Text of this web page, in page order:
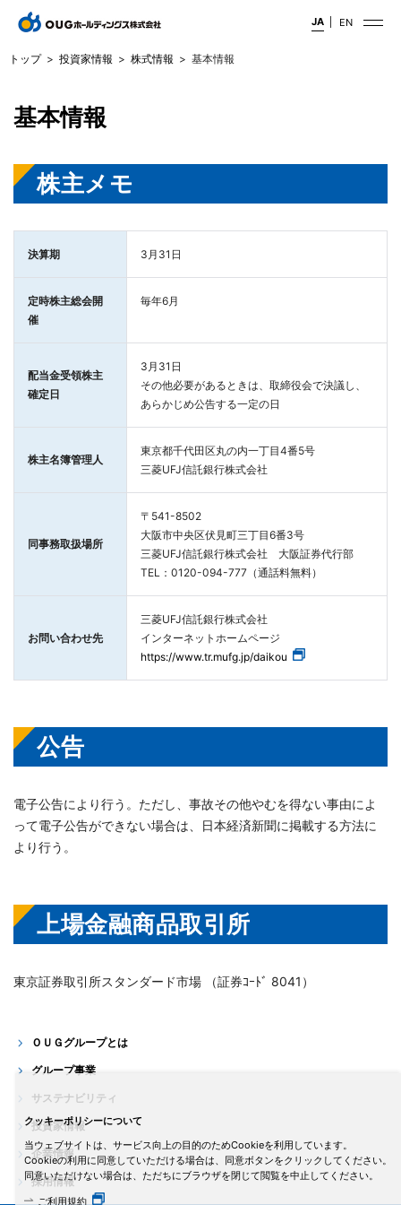
トップ 投資家情報 株式情報 基本情報
基本情報
株主メモ
決算期 3月31日
定時株主総会開
催
毎年6月
配当金受領株主
確定日
3月31日
その他必要があるときは、取締役会で決議し、
あらかじめ公告する一定の日
株主名簿管理人
東京都千代田区丸の内一丁目4番5号
三菱UFJ信託銀行株式会社
同事務取扱場所
〒541-8502
大阪市中央区伏見町三丁目6番3号
三菱UFJ信託銀行株式会社 大阪証券代行部
TEL：0120-094-777（通話料無料）
お問い合わせ先
三菱UFJ信託銀行株式会社
インターネットホームページ
https://www.tr.mufg.jp/daikou
公告
電子公告により行う。ただし、事故その他やむを得ない事由によ
って電子公告ができない場合は、日本経済新聞に掲載する方法に
より行う。
上場金融商品取引所
東京証券取引所スタンダード市場 （証券ｺｰﾄﾞ 8041）
JA EN
クッキーポリシーについて
当ウェブサイトは、サービス向上の目的のためCookieを利用しています。
Cookieの利用に同意していただける場合は、同意ボタンをクリックしてください。
同意いただけない場合は、ただちにブラウザを閉じて閲覧を中止してください。
ご利用規約
ＯＵＧグループとは
グループ事業
サステナビリティ
投資家情報
企業情報
採用情報